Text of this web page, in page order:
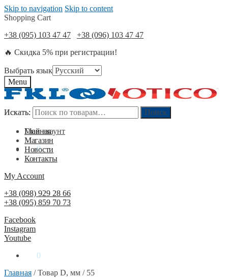
Skip to navigation Skip to content
Shopping Cart
+38 (095) 103 47 47
+38 (096) 103 47 47
🔥 Скидка 5% при регистрации!
Выбрать язык
Menu
Искать: Поиск
Мой акаунт
0₴ 0
Искать: Поиск
Главная
Магазин
Новости
Контакты
My Account
+38 (098) 929 28 66
+38 (095) 859 70 73
Facebook
Instagram
Youtube
0
Главная /Товар D, мм / 55